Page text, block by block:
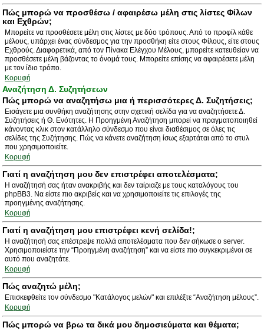
Πώς μπορώ να προσθέσω / αφαιρέσω μέλη στις λίστες Φίλων
και Εχθρών;
Μπορείτε να προσθέσετε μέλη στις λίστες με δύο τρόπους. Από το προφίλ κάθε
μέλους, υπάρχει ένας σύνδεσμος για την προσθήκη είτε στους Φίλους, είτε στους
Εχθρούς. Διαφορετικά, από τον Πίνακα Ελέγχου Μέλους, μπορείτε κατευθείαν να
προσθέσετε μέλη βάζοντας το όνομά τους. Μπορείτε επίσης να αφαιρέσετε μέλη
με τον ίδιο τρόπο.
Κορυφή
Αναζήτηση Δ. Συζητήσεων
Πώς μπορώ να αναζητήσω μια ή περισσότερες Δ. Συζητήσεις;
Εισάγετε μια συνθήκη αναζήτησης στην σχετική σελίδα για να αναζητήσετε Δ.
Συζητήσεις ή Θ. Ενότητες. Η Προηγμένη Αναζήτηση μπορεί να πραγματοποιηθεί
κάνοντας κλικ στον κατάλληλο σύνδεσμο που είναι διαθέσιμος σε όλες τις
σελίδες της Συζήτησης. Πώς να κάνετε αναζήτηση ίσως εξαρτάται από το στυλ
που χρησιμοποιείτε.
Κορυφή
Γιατί η αναζήτηση μου δεν επιστρέφει αποτελέσματα;
Η αναζήτησή σας ήταν ανακριβής και δεν ταίριαζε με τους καταλόγους του
phpBB3. Να είστε πιο ακριβείς και να χρησιμοποιείτε τις επιλογές της
προηγμένης αναζήτησης.
Κορυφή
Γιατί η αναζήτηση μου επιστρέφει κενή σελίδα!;
Η αναζήτησή σας επέστρεψε πολλά αποτελέσματα που δεν σήκωσε ο server.
Χρησιμοποιείστε την “Προηγμένη αναζήτηση” και να είστε πιο συγκεκριμένοι σε
αυτό που αναζητάτε.
Κορυφή
Πώς αναζητώ μέλη;
Επισκεφθείτε τον σύνδεσμο "Κατάλογος μελών" και επιλέξτε “Αναζήτηση μέλους”.
Κορυφή
Πώς μπορώ να βρω τα δικά μου δημοσιεύματα και θέματα;